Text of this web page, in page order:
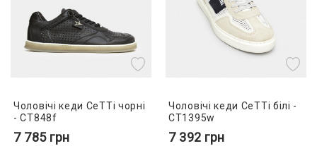
Чоловічі кеди CeTTi чорні
- CT848f
7 785 грн
Чоловічі кеди CeTTi білі -
CT1395w
7 392 грн